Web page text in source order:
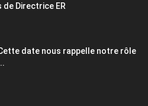
Directrice ER
date nous rappelle notre rôle